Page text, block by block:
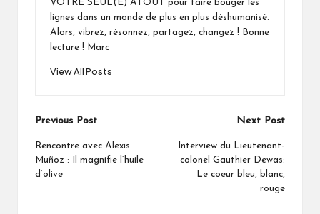
VOTRE SEUL(E) ATOUT pour faire bouger les
lignes dans un monde de plus en plus déshumanisé.
Alors, vibrez, résonnez, partagez, changez ! Bonne
lecture ! Marc
View All Posts
Post
navigation
Previous Post
Rencontre avec Alexis
Muñoz : Il magnifie l’huile
d’olive
Next Post
Interview du Lieutenant-
colonel Gauthier Dewas:
Le coeur bleu, blanc,
rouge